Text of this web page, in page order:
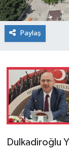
Paylaş
Dulkadiroğlu